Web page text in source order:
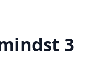
3